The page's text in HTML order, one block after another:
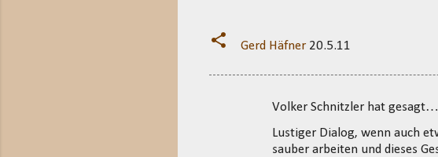
Gerd Häfner 20.5.11
Volker Schnitzler hat gesagt…
Lustiger Dialog, wenn auch
sauber arbeiten und dieses